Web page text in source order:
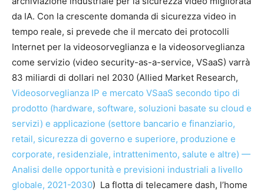
da IA. Con la crescente domanda di sicurezza video in
tempo reale, si prevede che il mercato dei protocolli
Internet per la videosorveglianza e la videosorveglianza
come servizio (video security-as-a-service, VSaaS) varrà
83 miliardi di dollari nel 2030 (Allied Market Research,
Videosorveglianza IP e mercato VSaaS secondo tipo di
prodotto (hardware, software, soluzioni basate su cloud e
servizi) e applicazione (settore bancario e finanziario,
retail, sicurezza di governo e superiore, produzione e
corporate, residenziale, intrattenimento, salute e altre) —
Analisi delle opportunità e previsioni industriali a livello
globale, 2021-2030) La flotta di telecamere dash, l’home